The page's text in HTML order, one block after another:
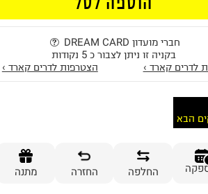
חברי מועדון DREAM CARD
בקניה זו ניתן לצבור כ 5 נקודות
לדרים קארד ›
הצטרפות לדרים קארד ›
הבא
החלפה החזרה מתנה